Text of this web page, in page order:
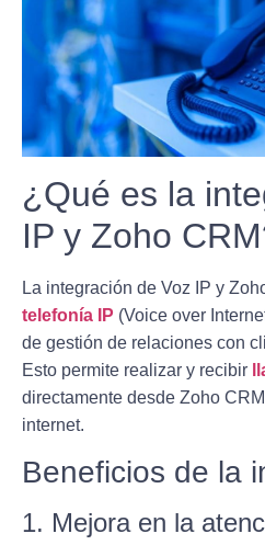
¿Qué es la
IP y Zoho
La integración de Voz IP y
telefonía IP (Voice over
de gestión de relaciones con
Esto permite realizar y recibir
directamente desde Zoho
internet.
Beneficios de la
1. Mejora en la